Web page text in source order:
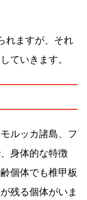
れますが、それ
ていきます。
ルッカ諸島、フ
身体的な特徴
個体でも椎甲板
残る個体がいま